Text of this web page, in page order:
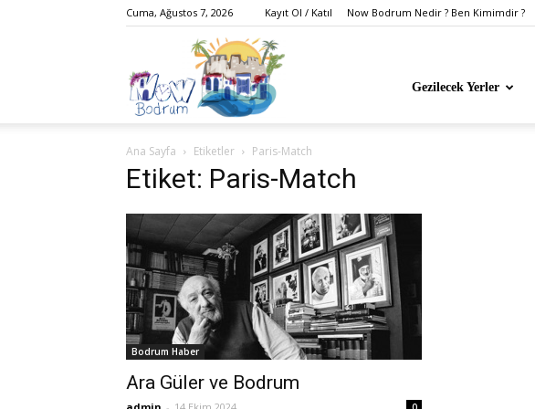
Cuma, Ağustos 7, 2026 Kayıt Ol / Katıl Now Bodrum Nedir ? Ben Kimimdir ?
Gezi,
Yaşam,
Eğlence,
Gezilecek Yerler
Ana Sayfa Etiketler Paris-Match
Etiket: Paris-Match
Bodrum Haber
Ara Güler ve Bodrum